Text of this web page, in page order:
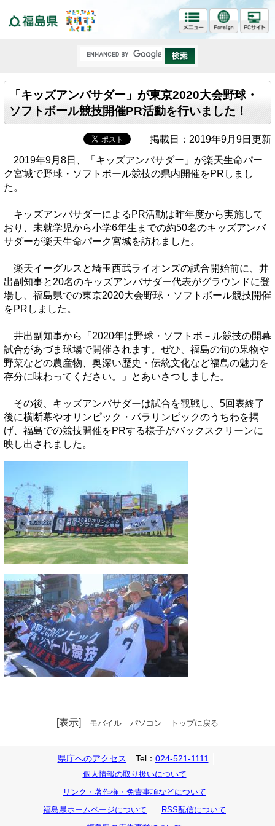
「キッズアンバサダー」が東京2020大会野球・
ソフトボール競技開催PR活動を行いました！
掲載日：2019年9月9日更新
2019年9月8日、「キッズアンバサダー」が楽天生命パー
ク宮城で野球・ソフトボール競技の県内開催をPRしまし
た。
キッズアンバサダーによるPR活動は昨年度から実施して
おり、未就学児から小学6年生までの約50名のキッズアンバ
サダーが楽天生命パーク宮城を訪れました。
楽天イーグルスと埼玉西武ライオンズの試合開始前に、井
出副知事と20名のキッズアンバサダー代表がグラウンドに登
場し、福島県での東京2020大会野球・ソフトボール競技開催
をPRしました。
井出副知事から「2020年は野球・ソフトボ－ル競技の開幕
試合があづま球場で開催されます。ぜひ、福島の旬の果物や
野菜などの農産物、奥深い歴史・伝統文化など福島の魅力を
存分に味わってください。」とあいさつしました。
その後、キッズアンバサダーは試合を観戦し、5回表終了
後に横断幕やオリンピック・パラリンピックのうちわを掲
げ、福島での競技開催をPRする様子がバックスクリーンに
映し出されました。
[表示] モバイル パソコン トップに戻る
県庁へのアクセス Tel： 024-521-1111
個人情報の取り扱いについて
リンク・著作権・免責事項などについて
福島県ホームページについて
RSS配信について